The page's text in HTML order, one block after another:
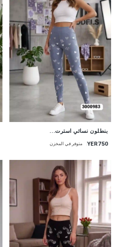
بنطلون نسائي استرت...
YER750 متوفر في المخزن